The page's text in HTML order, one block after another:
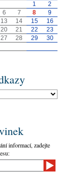
1
2
6 7 8
9
13 14 15
16
20 21 22
23
27 28 29
30
informací, zadejte